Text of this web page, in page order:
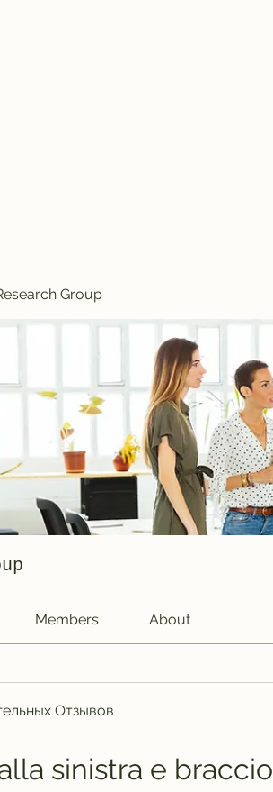
Group
Members About
Отзывов
sinistra e braccio